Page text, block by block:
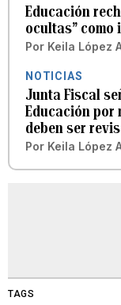
Educación
ocultas” como
Por Keila López
NOTICIAS
Junta Fiscal
Educación por
deben ser
Por Keila López
TAGS